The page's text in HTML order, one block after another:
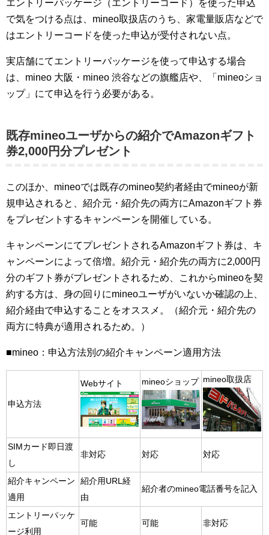
エントリーパッケージ（エントリーコード）を使った申込
で気をつける点は、mineo取扱店のうち、家電量販店などで
はエントリーコードを使った申込が受付されない点。
実店舗にてエントリーパッケージを使って申込する場合
は、mineo 大阪・mineo 渋谷などの旗艦店や、「mineoショ
ップ」にて申込を行う必要がある。
既存mineoユーザからの紹介でAmazonギフト
券2,000円分プレゼント
このほか、mineoでは既存のmineo契約者経由でmineoが新
規申込されると、紹介元・紹介先の両方にAmazonギフト券
をプレゼントするキャンペーンを開催している。
キャンペーンにてプレゼントされるAmazonギフト券は、キ
ャンペーンによって倍増。紹介元・紹介先の両方に2,000円
分のギフト券がプレゼントされるため、これからmineoを契
約する方は、身の回りにmineoユーザがいないか確認の上、
紹介経由で申込することをオススメ。（紹介元・紹介先の
両方に特典が適用されるため。）
■mineo：申込方法別の紹介キャンペーン適用方法
申込方法
Webサイト mineoショップ mineo取扱店
SIMカード即日渡
し
非対応 対応 対応
紹介キャンペーン
適用
紹介用URL経
由
紹介者のmineo電話番号を記入
エントリーパッケ
ージ利用
可能 可能 非対応